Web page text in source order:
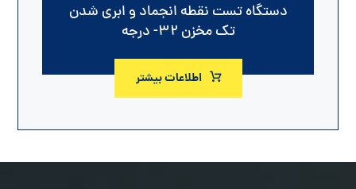
دستگاه تست نقطه انجماد و ابری شدن
تک مخزن ۳۲- درجه
اطلاعات بیشتر